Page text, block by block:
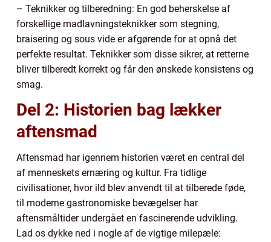
– Teknikker og tilberedning: En god beherskelse af
forskellige madlavningsteknikker som stegning,
braisering og sous vide er afgørende for at opnå det
perfekte resultat. Teknikker som disse sikrer, at retterne
bliver tilberedt korrekt og får den ønskede konsistens og
smag.
Del 2: Historien bag lækker
aftensmad
Aftensmad har igennem historien været en central del
af menneskets ernæring og kultur. Fra tidlige
civilisationer, hvor ild blev anvendt til at tilberede føde,
til moderne gastronomiske bevægelser har
aftensmåltider undergået en fascinerende udvikling.
Lad os dykke ned i nogle af de vigtige milepæle: